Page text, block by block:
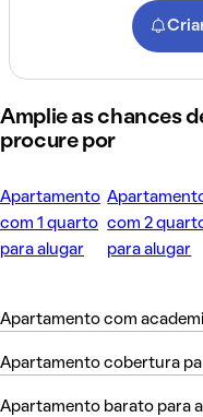
Amplie as chances
procure por
Apartamento
com 1 quarto
para alugar
com 2
para alugar
Apartamento com
Apartamento cobertura
Apartamento barato para